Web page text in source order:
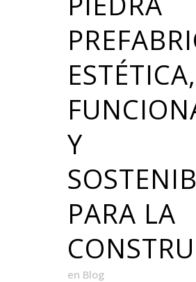
ESTÉTICA,
Y
PARA LA
en Blog